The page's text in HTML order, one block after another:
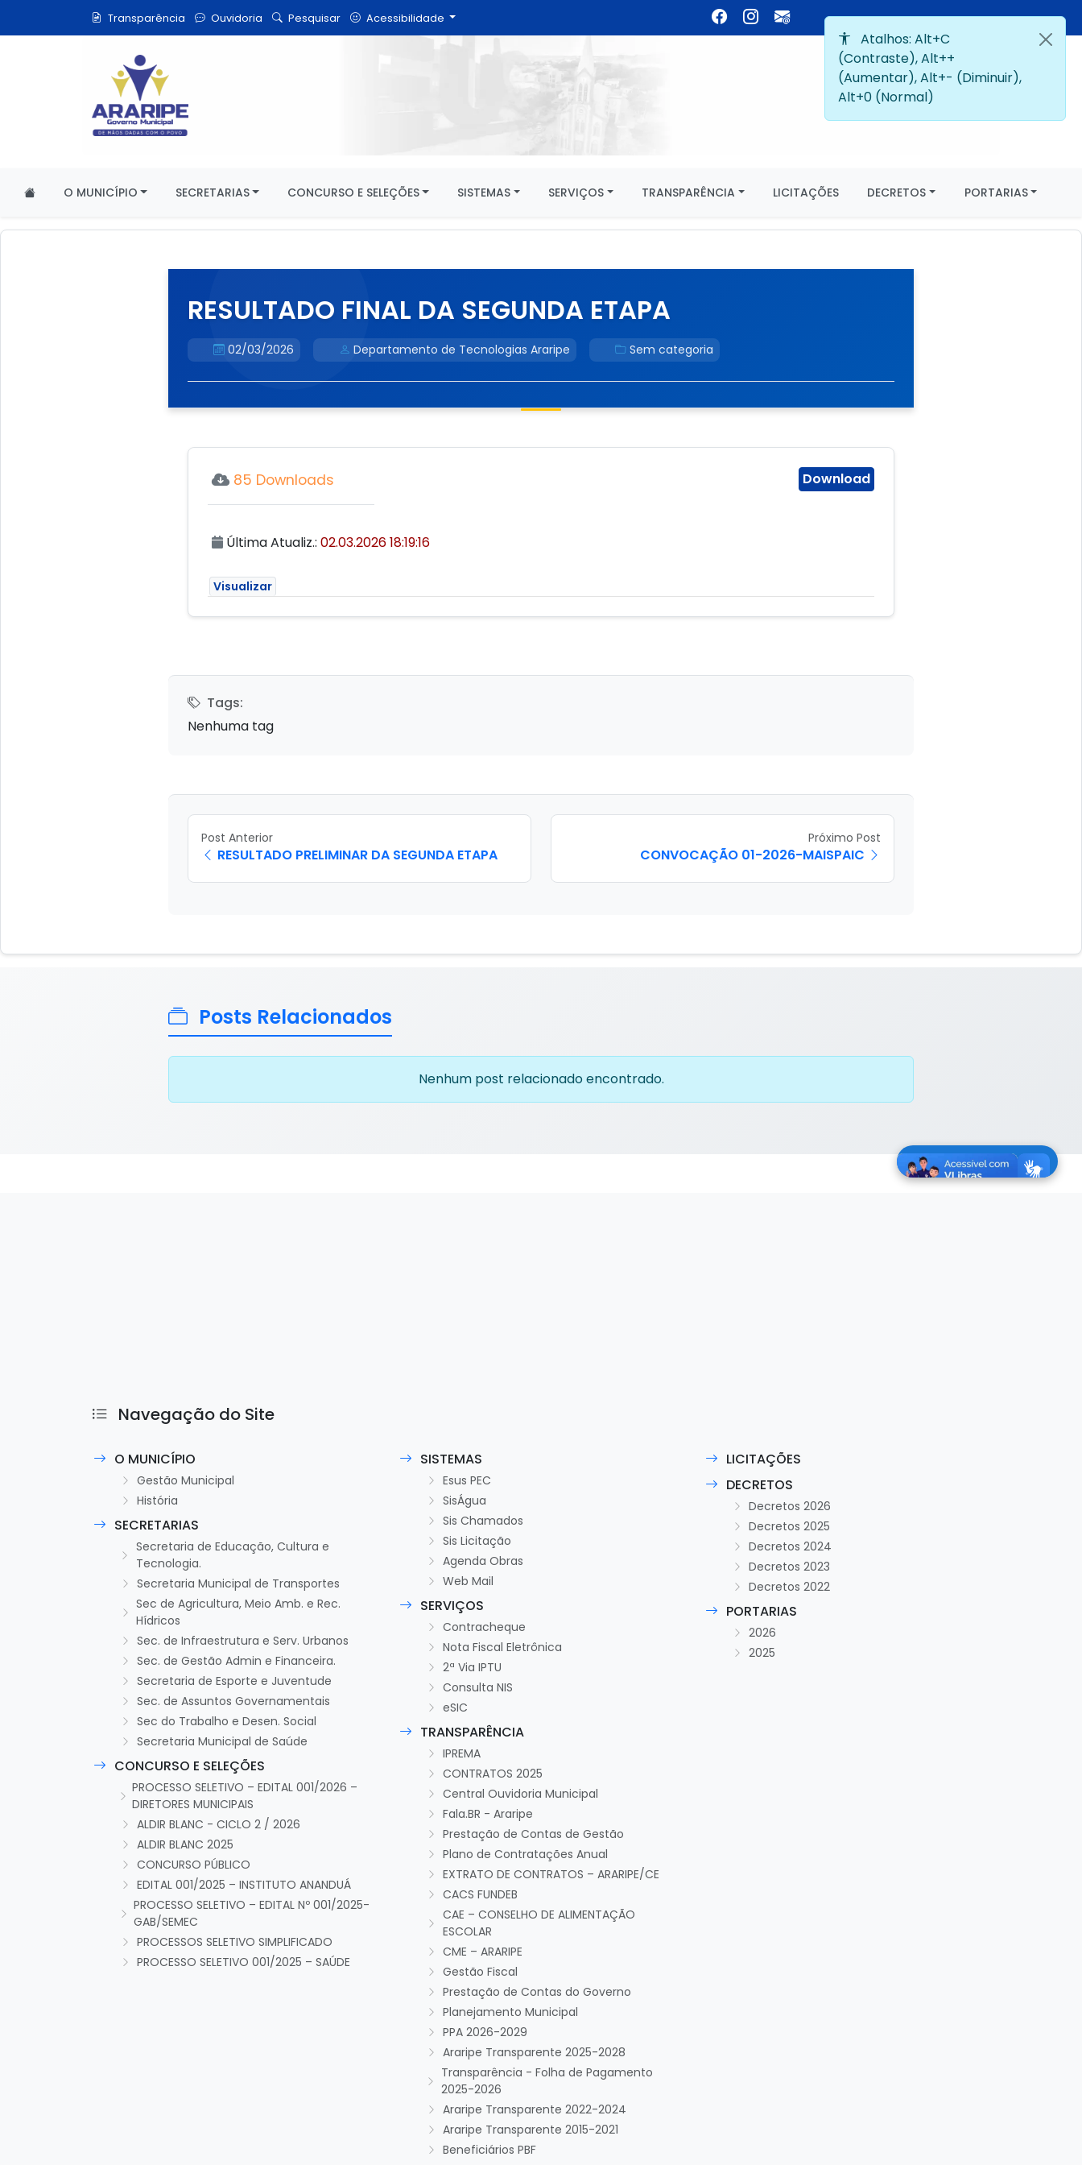
Transparência Ouvidoria Pesquisar Acessibilidade
O MUNICÍPIO SECRETARIAS CONCURSO E SELEÇÕES SISTEMAS SERVIÇOS TRANSPARÊNCIA LICITAÇÕES DECRETOS PORTARIAS
RESULTADO FINAL DA SEGUNDA ETAPA
02/03/2026 Departamento de Tecnologias Araripe Sem categoria
Download
85 Downloads
Última Atualiz.: 02.03.2026 18:19:16
Visualizar
Tags:
Nenhuma tag
Post Anterior
RESULTADO PRELIMINAR DA SEGUNDA ETAPA
Próximo Post
CONVOCAÇÃO 01-2026-MAISPAIC
Posts Relacionados
Nenhum post relacionado encontrado.
Navegação do Site
O MUNICÍPIO
Gestão Municipal
História
SECRETARIAS
Secretaria de Educação, Cultura e
Tecnologia.
Secretaria Municipal de Transportes
Sec de Agricultura, Meio Amb. e Rec.
Hídricos
Sec. de Infraestrutura e Serv. Urbanos
Sec. de Gestão Admin e Financeira.
Secretaria de Esporte e Juventude
Sec. de Assuntos Governamentais
Sec do Trabalho e Desen. Social
Secretaria Municipal de Saúde
CONCURSO E SELEÇÕES
PROCESSO SELETIVO – EDITAL 001/2026 –
DIRETORES MUNICIPAIS
ALDIR BLANC - CICLO 2 / 2026
ALDIR BLANC 2025
CONCURSO PÚBLICO
EDITAL 001/2025 – INSTITUTO ANANDUÁ
PROCESSO SELETIVO – EDITAL Nº 001/2025-
GAB/SEMEC
PROCESSOS SELETIVO SIMPLIFICADO
PROCESSO SELETIVO 001/2025 – SAÚDE
SISTEMAS
Esus PEC
SisÁgua
Sis Chamados
Sis Licitação
Agenda Obras
Web Mail
SERVIÇOS
Contracheque
Nota Fiscal Eletrônica
2ª Via IPTU
Consulta NIS
eSIC
TRANSPARÊNCIA
IPREMA
CONTRATOS 2025
Central Ouvidoria Municipal
Fala.BR - Araripe
Prestação de Contas de Gestão
Plano de Contratações Anual
EXTRATO DE CONTRATOS – ARARIPE/CE
CACS FUNDEB
CAE – CONSELHO DE ALIMENTAÇÃO
ESCOLAR
CME – ARARIPE
Gestão Fiscal
Prestação de Contas do Governo
Planejamento Municipal
PPA 2026-2029
Araripe Transparente 2025-2028
Transparência - Folha de Pagamento
2025-2026
Araripe Transparente 2022-2024
Araripe Transparente 2015-2021
Beneficiários PBF
LICITAÇÕES
DECRETOS
Decretos 2026
Decretos 2025
Decretos 2024
Decretos 2023
Decretos 2022
PORTARIAS
2026
2025